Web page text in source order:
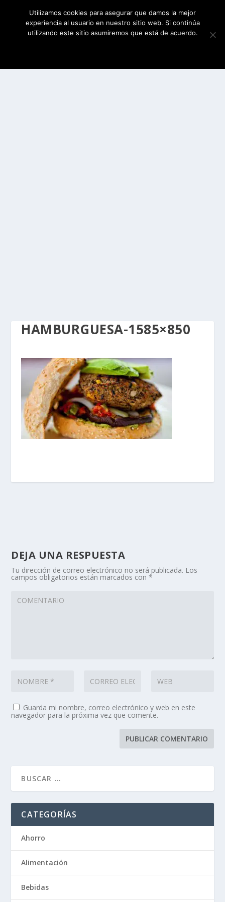
HAMBURGUESA-1585×850
DEJA UNA RESPUESTA
Tu dirección de correo electrónico no será publicada. Los
campos obligatorios están marcados con*
Guarda mi nombre, correo electrónico y web en este
navegador para la próxima vez que comente.
CATEGORÍAS
Ahorro
Alimentación
Bebidas
Utilizamos cookies para asegurar que damos la mejor
experiencia al usuario en nuestro sitio web. Si continúa
utilizando este sitio asumiremos que está de acuerdo.